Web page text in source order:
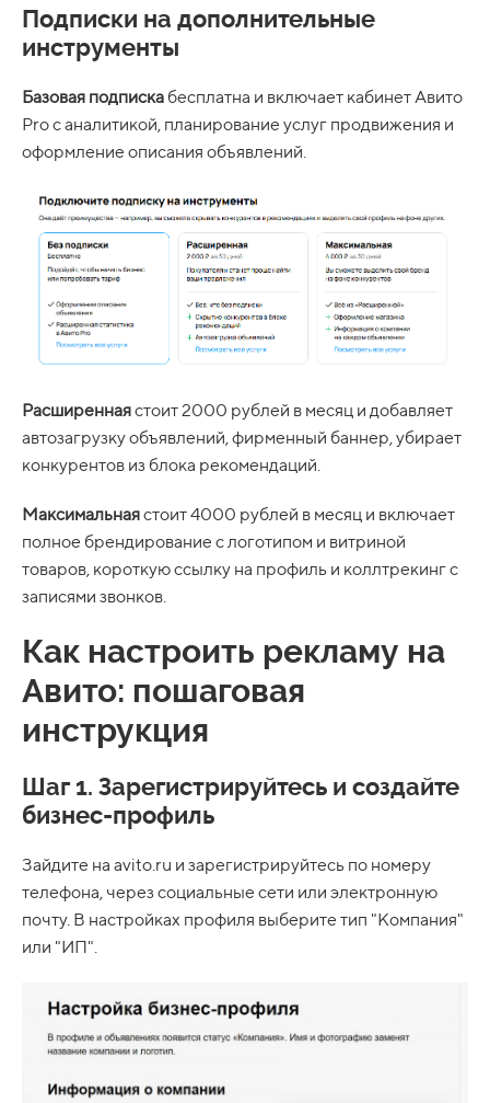
Подписки на дополнительные
инструменты
Базовая подписка бесплатна и включает кабинет Авито
Pro с аналитикой, планирование услуг продвижения и
оформление описания объявлений.
Расширеннаястоит 2000 рублей в месяц и добавляет
автозагрузку объявлений, фирменный баннер, убирает
конкурентов из блока рекомендаций.
Максимальнаястоит 4000 рублей в месяц и включает
полное брендирование с логотипом и витриной
товаров, короткую ссылку на профиль и коллтрекинг с
записями звонков.
Как настроить рекламу на
Авито: пошаговая
инструкция
Шаг 1. Зарегистрируйтесь и создайте
бизнес-профиль
Зайдите на avito.ru и зарегистрируйтесь по номеру
телефона, через социальные сети или электронную
почту. В настройках профиля выберите тип "Компания"
или "ИП".